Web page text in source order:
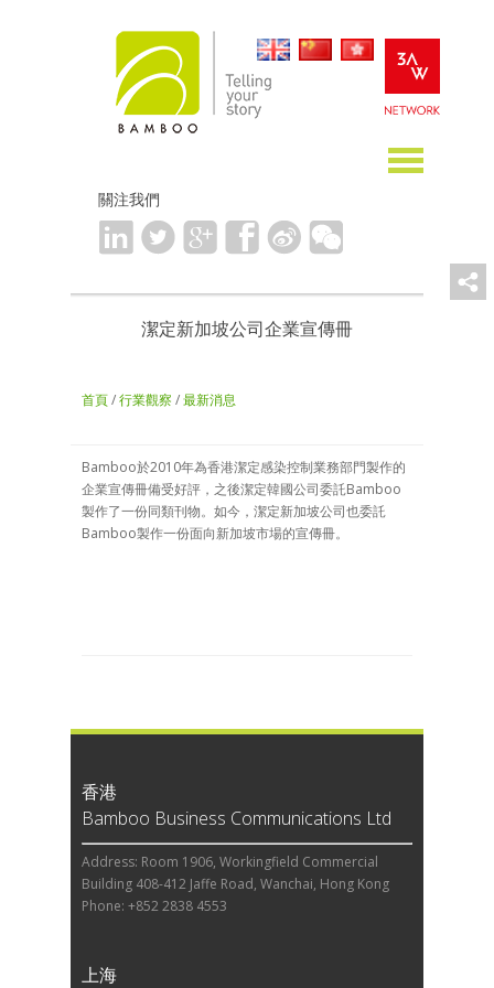
關注我們
潔定新加坡公司企業宣傳冊
首頁/行業觀察 /最新消息
Bamboo於2010年為香港潔定感染控制業務部門製作的
企業宣傳冊備受好評，之後潔定韓國公司委託Bamboo
製作了一份同類刊物。如今，潔定新加坡公司也委託
Bamboo製作一份面向新加坡市場的宣傳冊。
香港
Bamboo Business Communications Ltd
Address: Room 1906, Workingfield Commercial
Building 408-412 Jaffe Road, Wanchai, Hong Kong
Phone: +852 2838 4553
上海